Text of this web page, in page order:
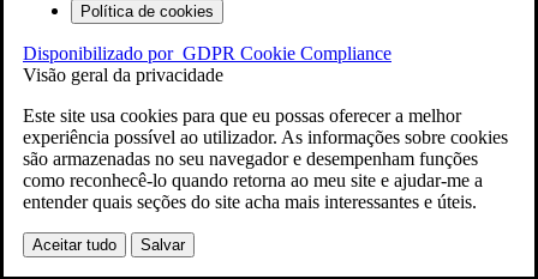
Política de cookies
Disponibilizado por GDPR Cookie Compliance
Visão geral da privacidade
Este site usa cookies para que eu possas oferecer a melhor
experiência possível ao utilizador. As informações sobre cookies
são armazenadas no seu navegador e desempenham funções
como reconhecê-lo quando retorna ao meu site e ajudar-me a
entender quais seções do site acha mais interessantes e úteis.
Aceitar tudo Salvar